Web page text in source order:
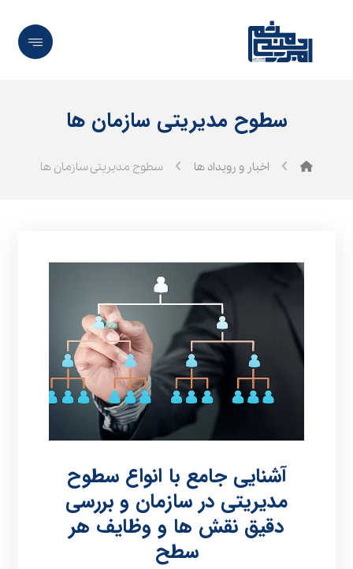
سطوح مدیریتی سازمان ها
اخبار و رویداد ها سطوح مدیریتی سازمان ها
آشنایی جامع با انواع سطوح
مدیریتی در سازمان و بررسی
دقیق نقش‌ ها و وظایف هر
سطح